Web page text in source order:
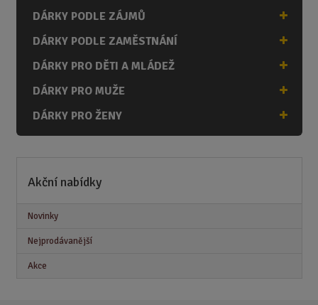
aDÁRKY PODLE ZÁJMŮ
DÁRKY PODLE ZAMĚSTNÁNÍ
DÁRKY PRO DĚTI A MLÁDEŽ
DÁRKY PRO MUŽE
DÁRKY PRO ŽENY
Akční nabídky
Novinky
Nejprodávanější
Akce